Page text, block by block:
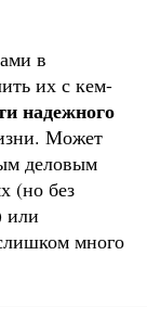
в
их с кем-
надежного
Может
деловым
(но без
или
много